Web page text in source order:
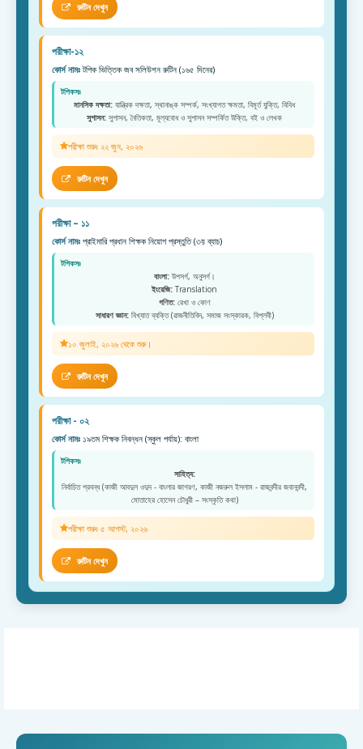
রুটিন দেখুন
পরীক্ষা-১২
কোর্স নামঃটপিক ভিত্তিক জব সলিউশন রুটিন (১৬৫ দিনের)
টপিকসঃ
মানসিক দক্ষতা: যান্ত্রিক দক্ষতা, স্থানাঙ্ক সম্পর্ক, সংখ্যাগত ক্ষমতা, বিমূর্ত যুক্তি, বিবিধ
সুশাসন: সুশাসন, নৈতিকতা, মূল্যবোধ ও সুশাসন সম্পর্কিত উক্তি, বই ও লেখক
পরীক্ষা শুরুঃ ২২ জুন, ২০২৬
রুটিন দেখুন
পরীক্ষা – ১১
কোর্স নামঃ প্রাইমারি প্রধান শিক্ষক নিয়োগ প্রস্তুতি (৩য় ব্যাচ)
টপিকসঃ
বাংলা:উপসর্গ, অনুসর্গ।
ইংরেজি: Translation
গণিত:রেখা ও কোণ
সাধারণ জ্ঞান:বিখ্যাত ব্যক্তি (রাজনীতিবিদ, সমাজ সংস্কারক, বিপ্লবী)
১০ জুলাই, ২০২৬ থেকে শুরু।
রুটিন দেখুন
পরীক্ষা - ০২
কোর্স নামঃ ১৯তম শিক্ষক নিবন্ধন (স্কুল পর্যায়): বাংলা
টপিকসঃ
সাহিত্য:
নির্বাচিত প্রবন্ধ (কাজী আবদুল ওদুদ - বাংলার জাগরণ, কাজী নজরুল ইসলাম - রাজবন্দীর জবানবন্দী,
মোতাহের হোসেন চৌধুরী – সংস্কৃতি কথা)
পরীক্ষা শুরুঃ ৫ আগস্ট, ২০২৬
রুটিন দেখুন